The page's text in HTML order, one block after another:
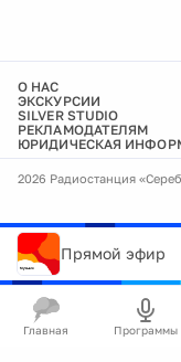
О НАС
ЭКСКУРСИИ
SILVER STUDIO
РЕКЛАМОДАТЕЛЯМ
ЮРИДИЧЕСКАЯ
2026 Радиостанция
Прямой эфир
Главная Программы